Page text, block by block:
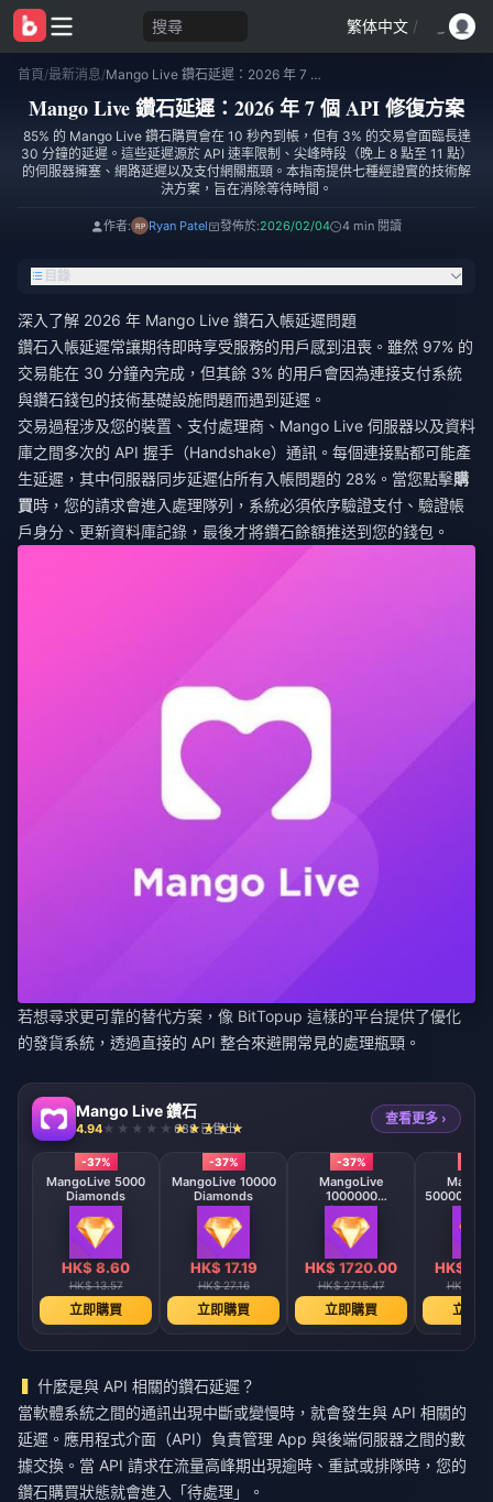
搜尋 繁体中文 /
首頁/最新消息/ Mango Live 鑽石延遲：2026 年 7 個 API 修復方案
Mango Live 鑽石延遲：2026 年 7 個 API 修復方案
85% 的 Mango Live 鑽石購買會在 10 秒內到帳，但有 3% 的交易會面臨長達
30 分鐘的延遲。這些延遲源於 API 速率限制、尖峰時段（晚上 8 點至 11 點）
的伺服器擁塞、網路延遲以及支付網關瓶頸。本指南提供七種經證實的技術解
決方案，旨在消除等待時間。
作者: Ryan Patel 發佈於:2026/02/04 4 min 閱讀
目錄
深入了解 2026 年 Mango Live 鑽石入帳延遲問題
鑽石入帳延遲常讓期待即時享受服務的用戶感到沮喪。雖然 97% 的
交易能在 30 分鐘內完成，但其餘 3% 的用戶會因為連接支付系統
與鑽石錢包的技術基礎設施問題而遇到延遲。
交易過程涉及您的裝置、支付處理商、Mango Live 伺服器以及資料
庫之間多次的 API 握手（Handshake）通訊。每個連接點都可能產
生延遲，其中伺服器同步延遲佔所有入帳問題的 28%。當您點擊購
買時，您的請求會進入處理隊列，系統必須依序驗證支付、驗證帳
戶身分、更新資料庫記錄，最後才將鑽石餘額推送到您的錢包。
若想尋求更可靠的替代方案，像 BitTopup 這樣的平台提供了優化
的發貨系統，透過直接的 API 整合來避開常見的處理瓶頸。
Mango Live 鑽石
4.94 688 已售出
查看更多 ›
-37%
MangoLive 5000
Diamonds
HK$ 8.60
HK$ 13.57
立即購買
-37%
MangoLive 10000
Diamonds
HK$ 17.19
HK$ 27.16
立即購買
-37%
MangoLive
1000000
Diamonds
HK$ 1720.00
HK$ 2715.47
立即購買
500000
HK$
HK$
立即
什麼是與 API 相關的鑽石延遲？
當軟體系統之間的通訊出現中斷或變慢時，就會發生與 API 相關的
延遲。應用程式介面（API）負責管理 App 與後端伺服器之間的數
據交換。當 API 請求在流量高峰期出現逾時、重試或排隊時，您的
鑽石購買狀態就會進入「待處理」。